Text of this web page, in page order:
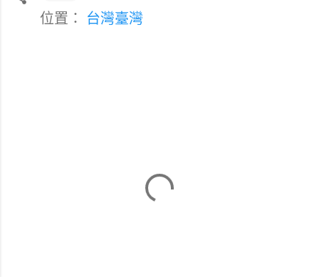
位置： 台灣臺灣